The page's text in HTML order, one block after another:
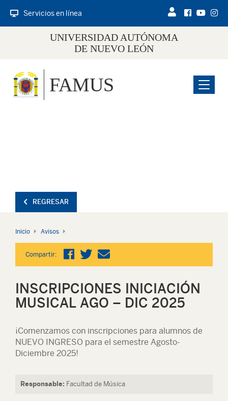
Servicios en línea
UNIVERSIDAD AUTÓNOMA
DE NUEVO LEÓN
Menu
FAMUS
REGRESAR
Inicio Avisos
Compartir:
INSCRIPCIONES INICIACIÓN
MUSICAL AGO – DIC 2025
¡Comenzamos con inscripciones para alumnos de
NUEVO INGRESO para el semestre Agosto-
Diciembre 2025!
Responsable: Facultad de Música